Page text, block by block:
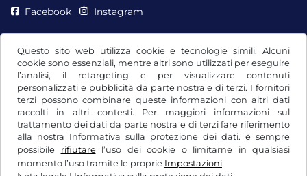
Questo sito web utilizza cookie e tecnologie simili. Alcuni
cookie sono essenziali, mentre altri sono utilizzati per eseguire
l’analisi, il retargeting e per visualizzare contenuti
personalizzati e pubblicità da parte nostra e di terzi. I fornitori
terzi possono combinare queste informazioni con altri dati
raccolti in altri contesti. Per maggiori informazioni sul
trattamento dei dati da parte nostra e di terzi fare riferimento
alla nostra Informativa sulla protezione dei dati. è sempre
possibile rifiutarel’uso dei cookie o limitarne in qualsiasi
momento l’uso tramite le proprie Impostazioni.
Facebook Instagram
CGC / Diritto di recesso